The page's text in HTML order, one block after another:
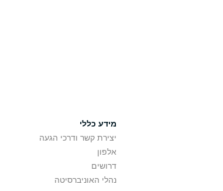
מידע כללי
יצירת קשר ודרכי הגעה
אלפון
דרושים
נהלי האוניברסיטה